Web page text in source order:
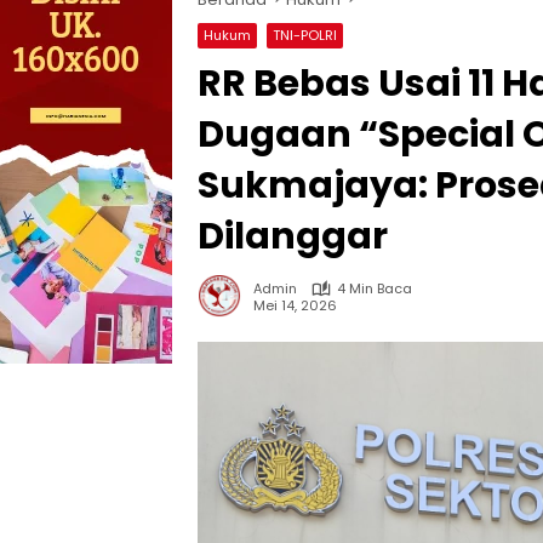
Hukum TNI-POLRI
RR Bebas Usai 11
Dugaan “Special
Sukmajaya:
Dilanggar
Admin
4 Min Baca
Mei 14, 2026